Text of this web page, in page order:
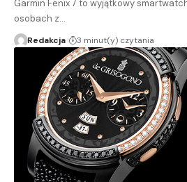
Garmin Fenix 7 to wyjątkowy
osobach z…
Redakcja 3 minut(y) czytania